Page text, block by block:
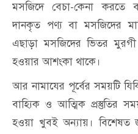
মসজিদে বেচা-কেনা করতে
দানকৃত পণ্য বা মসজিদের
এছাড়া মসজিদের ভিতর
হওয়ার আশংকা থাকে।
আর নামাযের পূর্বের সময়টি
বাহ্যিক ও আত্মিক প্রস্তুতির
হওয়া খুবই অন্যায়। বিশেষত